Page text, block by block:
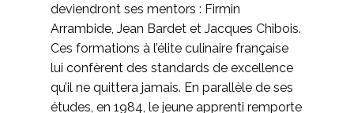
deviendront ses mentors : Firmin
Arrambide, Jean Bardet et Jacques Chibois.
Ces formations à l’élite culinaire française
lui confèrent des standards de excellence
qu’il ne quittera jamais. En parallèle de ses
études, en 1984, le jeune apprenti remporte